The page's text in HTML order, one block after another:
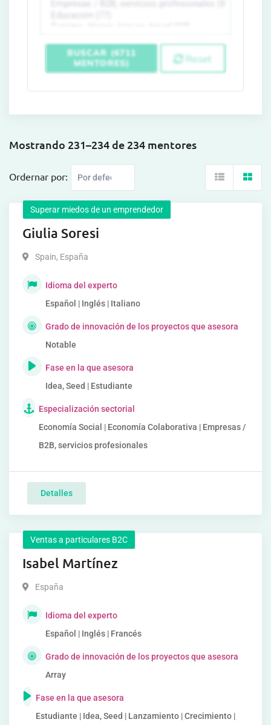
BUSCAR (6711
MENTORES)
Reset
Mostrando 231–234 de 234 mentores
Ordernar por:
Superar miedos de un emprendedor
Giulia Soresi
Spain, España
Idioma del experto
Español | Inglés | Italiano
Grado de innovación de los proyectos que asesora
Notable
Fase en la que asesora
Idea, Seed | Estudiante
Especialización sectorial
Economía Social | Economía Colaborativa | Empresas /
B2B, servicios profesionales
Detalles
Ventas a particulares B2C
Isabel Martínez
España
Idioma del experto
Español | Inglés | Francés
Grado de innovación de los proyectos que asesora
Array
Fase en la que asesora
Estudiante | Idea, Seed | Lanzamiento | Crecimiento |